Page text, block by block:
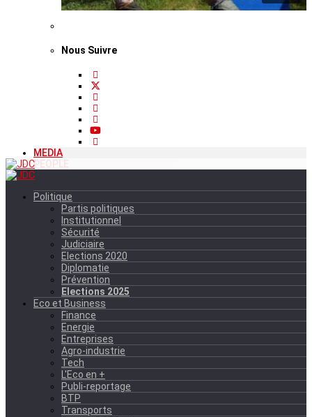
Nous Suivre
MEDIA
PEOPLE
Politique
Partis politiques
Institutionnel
Sécurité
Judiciaire
Elections 2020
Diplomatie
Prévention
Elections 2025
Eco et Business
Finance
Energie
Entreprises
Agro-industrie
Tech
L'Eco en +
Publi-reportage
BTP
Transports